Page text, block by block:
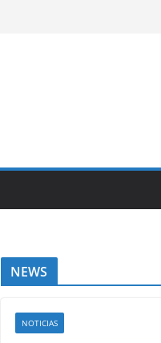
NEWS
NOTICIAS